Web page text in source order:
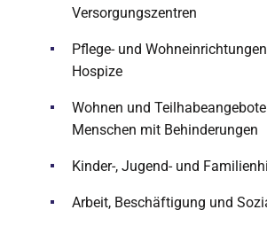
Versorgungszentren
Pflege- und
Hospize
Wohnen und
Menschen mit Behinderungen
Kinder-, Jugend- und
Arbeit, Beschäftigung und